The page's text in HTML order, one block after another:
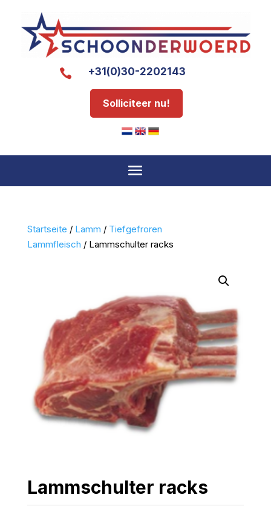
 +31(0)30-2202143
Solliciteer nu!
Startseite / Lamm / Tiefgefroren
Lammfleisch / Lammschulter racks
Lammschulter racks